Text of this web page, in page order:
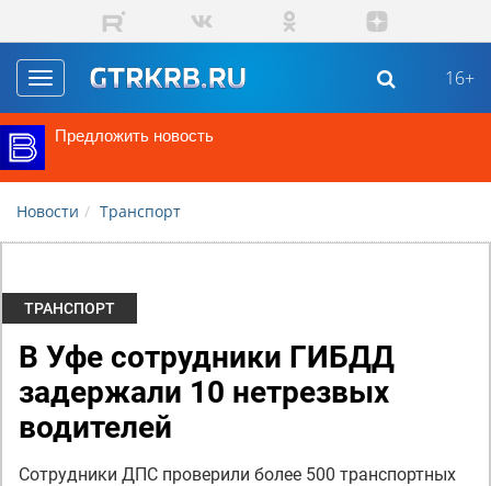
Перейти к основному содержанию
Toggle
navigation
16+
Предложить новость
Новости Транспорт
ТРАНСПОРТ
В Уфе сотрудники ГИБДД
задержали 10 нетрезвых
водителей
Сотрудники ДПС проверили более 500 транспортных